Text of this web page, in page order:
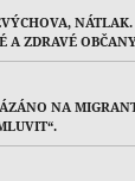
A ZDRAVÉ
NA